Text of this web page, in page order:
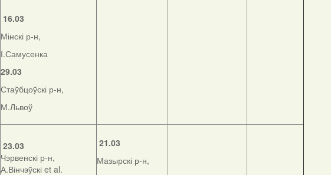
16.03
Мінскі р-н,
І.Самусенка
29.03
Стаўбцоўскі р-н,
М.Львоў
23.03
Чэрвенскі р-н,
А.Вінчэўскі et al.
21.03
Мазырскі р-н,